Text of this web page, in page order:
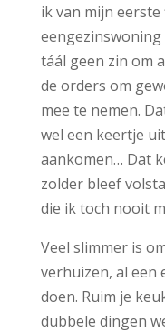
ik van mijn
táál geen zin om
de orders om
mee te nemen.
wel een keertje
aankomen… Dat
zolder bleef
die ik toch nooit
Veel slimmer is
verhuizen, al
doen. Ruim je
dubbele dingen